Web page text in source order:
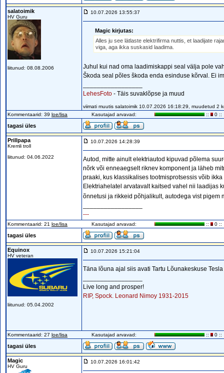
salatoimik
HV Guru
liitunud: 08.08.2006
10.07.2026 13:55:37
Magic kirjutas:
Alles ju see lätlaste elektrifirma nuttis, et laadijate
viga, aga ikka suskasid laadima.
Juhul kui nad oma laadimiskappi seal välja pole
Škoda seal põles škoda enda esinduse kõrval. Ei
LehesFoto - Täis suvaklõpse ja muud
viimati muutis salatoimik 10.07.2026 16:18:29, muudetud 2
Kommentaarid: 39 loe/lisa Kasutajad arvavad: :: 0 ::
tagasi üles
Prillpapa
Kremli troll
liitunud: 04.06.2022
10.07.2026 14:28:39
Autod, mitte ainult elektriautod kipuvad põlema
nõrk või enneaegselt riknev komponent ja läheb
praaki, kus klassikalises tootmisprotsessis võib
Elektriahelatel arvatavalt kaitsed vahel nii laadijas
õnnetusi ja rikkeid põhjalikult, autodega vist pigem
---
Kommentaarid: 21 loe/lisa Kasutajad arvavad: :: 0 ::
tagasi üles
Equinox
HV veteran
liitunud: 05.04.2002
10.07.2026 15:21:04
Täna lõuna ajal siis avati Tartu Lõunakeskuse
Live long and prosper!
RIP, Spock. Leonard Nimoy 1931-2015
Kommentaarid: 27 loe/lisa Kasutajad arvavad: :: 0 ::
tagasi üles
Magic
HV Guru
10.07.2026 16:01:42